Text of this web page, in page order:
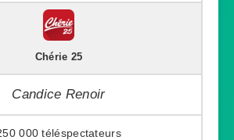
Chérie 25
Candice Renoir
000